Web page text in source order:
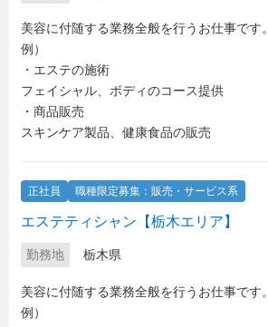
美容に付随する業務全般を行うお仕事です。
例）
・エステの施術
フェイシャル、ボディのコース提供
・商品販売
スキンケア製品、健康食品の販売
正社員 職種限定募集：販売・サービス系
エステティシャン【栃木エリア】
勤務地 栃木県
美容に付随する業務全般を行うお仕事です。
例）